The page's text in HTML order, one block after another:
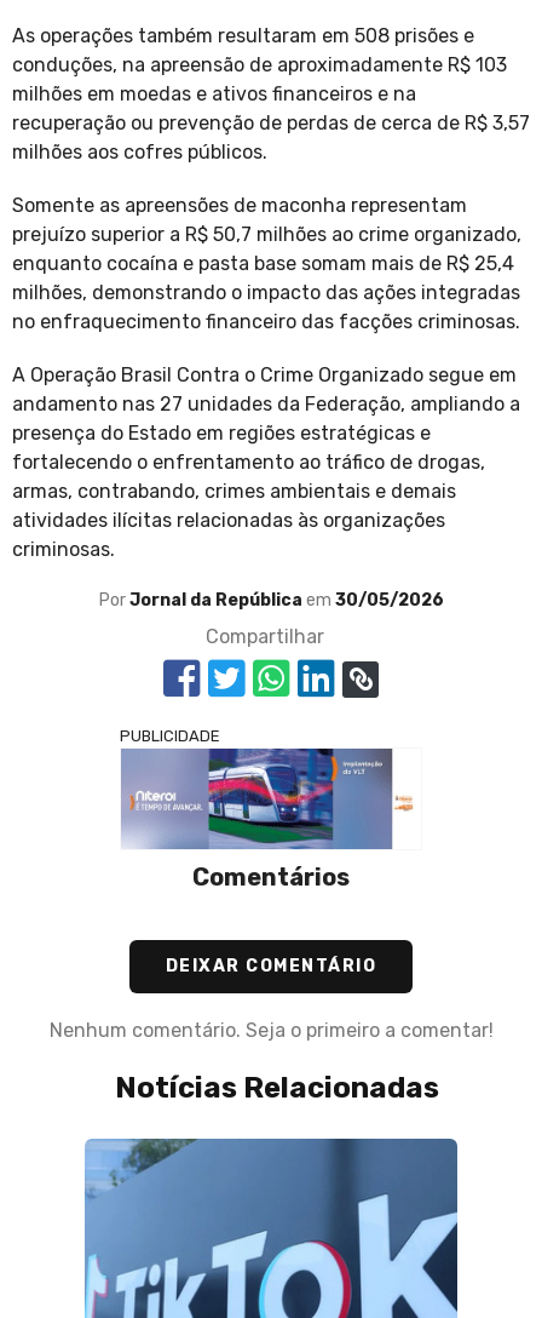
As operações também resultaram em 508 prisões e
conduções, na apreensão de aproximadamente R$ 103
milhões em moedas e ativos financeiros e na
recuperação ou prevenção de perdas de cerca de R$ 3,57
milhões aos cofres públicos.
Somente as apreensões de maconha representam
prejuízo superior a R$ 50,7 milhões ao crime organizado,
enquanto cocaína e pasta base somam mais de R$ 25,4
milhões, demonstrando o impacto das ações integradas
no enfraquecimento financeiro das facções criminosas.
A Operação Brasil Contra o Crime Organizado segue em
andamento nas 27 unidades da Federação, ampliando a
presença do Estado em regiões estratégicas e
fortalecendo o enfrentamento ao tráfico de drogas,
armas, contrabando, crimes ambientais e demais
atividades ilícitas relacionadas às organizações
criminosas.
PorJornal da República em 30/05/2026
Compartilhar
PUBLICIDADE
Comentários
DEIXAR COMENTÁRIO
Nenhum comentário. Seja o primeiro a comentar!
Notícias Relacionadas